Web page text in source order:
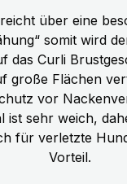
über eine
somit wird
das Curli
große Flächen
vor
ist sehr weich,
für verletzte
Vorteil.